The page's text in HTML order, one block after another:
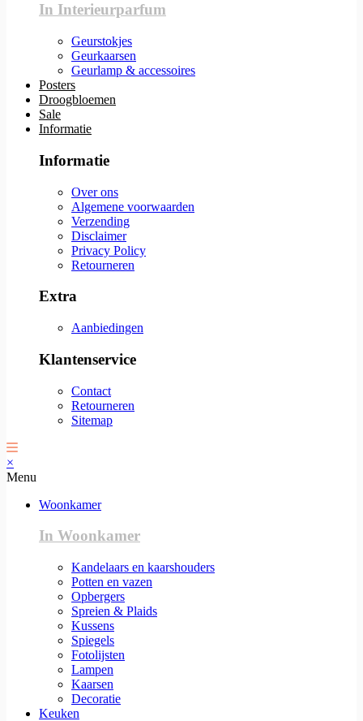
In Interieurparfum
Geurstokjes
Geurkaarsen
Geurlamp & accessoires
Posters
Droogbloemen
Sale
Informatie
Informatie
Over ons
Algemene voorwaarden
Verzending
Disclaimer
Privacy Policy
Retourneren
Extra
Aanbiedingen
Klantenservice
Contact
Retourneren
Sitemap
×
Menu
Woonkamer
In Woonkamer
Kandelaars en kaarshouders
Potten en vazen
Opbergers
Spreien & Plaids
Kussens
Spiegels
Fotolijsten
Lampen
Kaarsen
Decoratie
Keuken